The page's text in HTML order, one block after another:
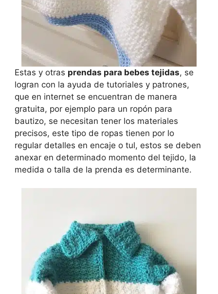
Estas y otras prendas para bebes tejidas, se
logran con la ayuda de tutoriales y patrones,
que en internet se encuentran de manera
gratuita, por ejemplo para un ropón para
bautizo, se necesitan tener los materiales
precisos, este tipo de ropas tienen por lo
regular detalles en encaje o tul, estos se deben
anexar en determinado momento del tejido, la
medida o talla de la prenda es determinante.